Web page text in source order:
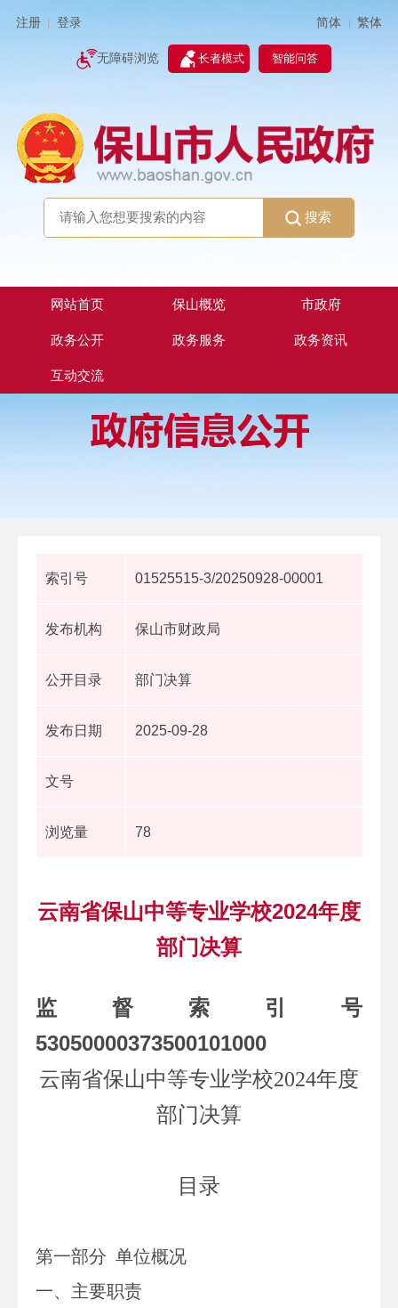
注册 登录 简体 | 繁体
无障碍浏览 长者模式 智能问答
搜索
网站首页 保山概览 市政府
政务公开 政务服务 政务资讯
互动交流
索引号 01525515-3/20250928-00001
发布机构 保山市财政局
公开目录 部门决算
发布日期 2025-09-28
文号
浏览量 78
云南省保山中等专业学校2024年度
部门决算
监督索引号
53050000373500101000
云南省保山中等专业学校2024年度
部门决算
目录
第一部分 单位概况
一、主要职责